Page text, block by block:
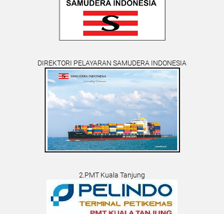
DIREKTORI PELAYARAN SAMUDERA INDONESIA
2.PMT Kuala Tanjung